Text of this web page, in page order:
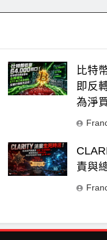
比特
即反
為淨
責與